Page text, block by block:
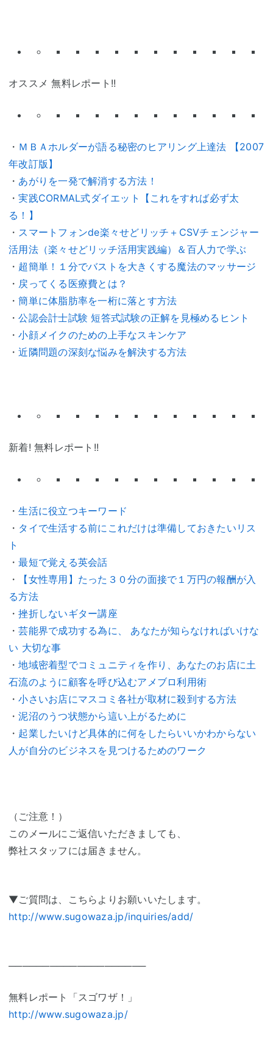
オススメ 無料レポート!!
・ ＭＢＡホルダーが語る秘密のヒアリング上達法 【2007
年改訂版】
・ あがりを一発で解消する方法！
・実践CORMAL式ダイエット【これをすれば必ず太
る！】
・ スマートフォンde楽々せどリッチ＋CSVチェンジャー
活用法（楽々せどリッチ活用実践編）＆百人力で学ぶ
・ 超簡単！１分でバストを大きくする魔法のマッサージ
・ 戻ってくる医療費とは？
・簡単に体脂肪率を一桁に落とす方法
・公認会計士試験 短答式試験の正解を見極めるヒント
・小顔メイクのための上手なスキンケア
・近隣問題の深刻な悩みを解決する方法
新着! 無料レポート!!
・生活に役立つキーワード
・ タイで生活する前にこれだけは準備しておきたいリス
ト
・最短で覚える英会話
・
【女性専用】たった３０分の面接で１万円の報酬が入
る方法
・挫折しないギター講座
・芸能界で成功する為に、 あなたが知らなければいけな
い 大切な事
・地域密着型でコミュニティを作り、あなたのお店に土
石流のように顧客を呼び込むアメブロ利用術
・小さいお店にマスコミ各社が取材に殺到する方法
・泥沼のうつ状態から這い上がるために
・ 起業したいけど具体的に何をしたらいいかわからない
人が自分のビジネスを見つけるためのワーク
（ご注意！）
このメールにご返信いただきましても、
弊社スタッフには届きません。
▼ご質問は、こちらよりお願いいたします。
http://www.sugowaza.jp/inquiries/add/
────────────────────
無料レポート「スゴワザ！」
http://www.sugowaza.jp/